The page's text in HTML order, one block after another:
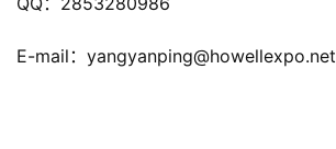
E-mail：yangyanping@howellexpo.net